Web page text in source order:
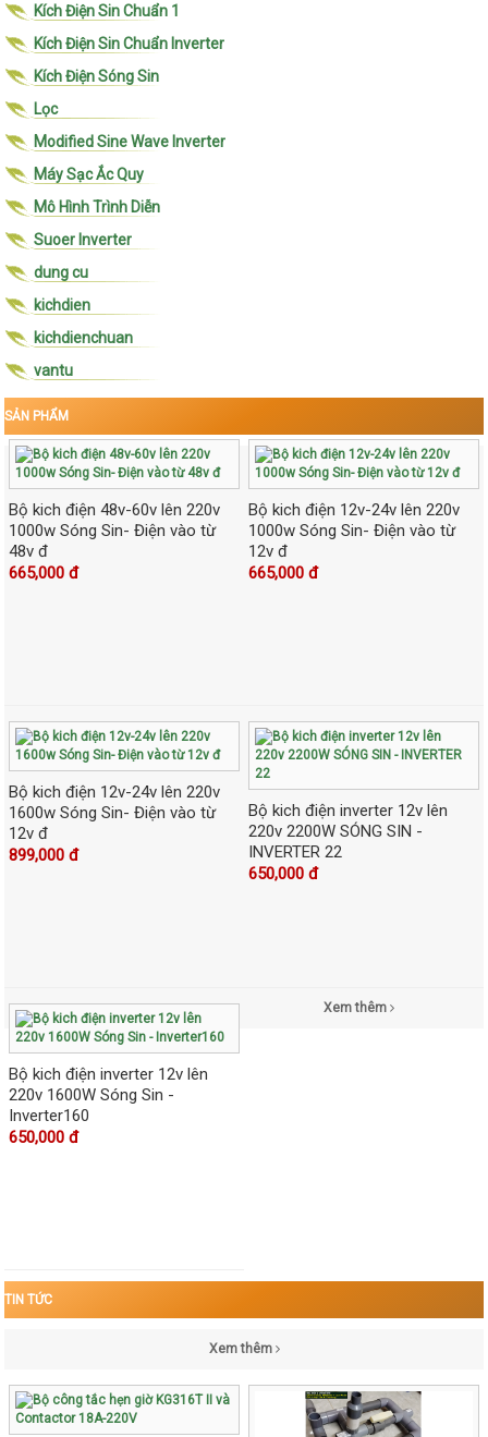
Kích Điện Sin Chuẩn 1
Kích Điện Sin Chuẩn Inverter
Kích Điện Sóng Sin
Lọc
Modified Sine Wave Inverter
Máy Sạc Ắc Quy
Mô Hình Trình Diễn
Suoer Inverter
dung cu
kichdien
kichdienchuan
vantu
SẢN PHẨM
Bộ kich điện 48v-60v lên 220v
1000w Sóng Sin- Điện vào từ
48v đ
665,000 đ
Bộ kich điện 12v-24v lên 220v
1000w Sóng Sin- Điện vào từ
12v đ
665,000 đ
Bộ kich điện 12v-24v lên 220v
1600w Sóng Sin- Điện vào từ
12v đ
899,000 đ
Bộ kich điện inverter 12v lên
220v 2200W SÓNG SIN -
INVERTER 22
650,000 đ
Bộ kich điện inverter 12v lên
220v 1600W Sóng Sin -
Inverter160
650,000 đ
Xem thêm
TIN TỨC
Xem thêm